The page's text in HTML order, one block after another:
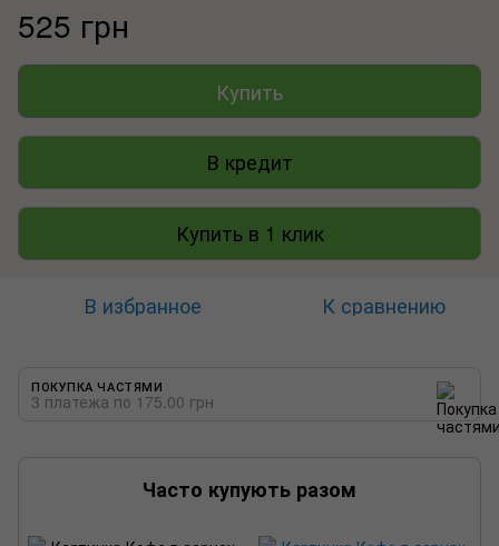
525 грн
Купить
В кредит
Купить в 1 клик
В избранное К сравнению
ПОКУПКА ЧАСТЯМИ
3 платежа по 175.00 грн
Часто купують разом